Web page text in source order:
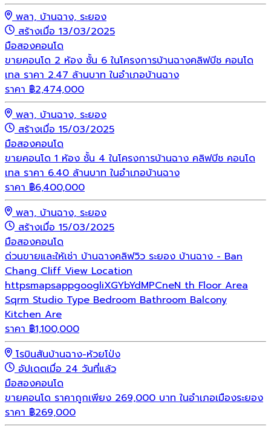
พลา, บ้านฉาง, ระยอง
สร้างเมื่อ 13/03/2025
มือสองคอนโด
ขายคอนโด 2 ห้อง ชั้น 6 ในโครงการบ้านฉางคลิฟบีช คอนโด
เทล ราคา 2.47 ล้านบาท ในอำเภอบ้านฉาง
ราคา ฿2,474,000
พลา, บ้านฉาง, ระยอง
สร้างเมื่อ 15/03/2025
มือสองคอนโด
ขายคอนโด 1 ห้อง ชั้น 4 ในโครงการบ้านฉาง คลิฟบีช คอนโด
เทล ราคา 6.40 ล้านบาท ในอำเภอบ้านฉาง
ราคา ฿6,400,000
พลา, บ้านฉาง, ระยอง
สร้างเมื่อ 15/03/2025
มือสองคอนโด
ด่วนขายและให้เช่า บ้านฉางคลิฟวิว ระยอง บ้านฉาง - Ban
Chang Cliff View Location
httpsmapsappgoogliXGYbYdMPCneN th Floor Area
Sqrm Studio Type Bedroom Bathroom Balcony
Kitchen Are
ราคา ฿1,100,000
โรบินสันบ้านฉาง-ห้วยโป่ง
อัปเดตเมื่อ 24 วันที่แล้ว
มือสองคอนโด
ขายคอนโด ราคาถูกเพียง 269,000 บาท ในอำเภอเมืองระยอง
ราคา ฿269,000